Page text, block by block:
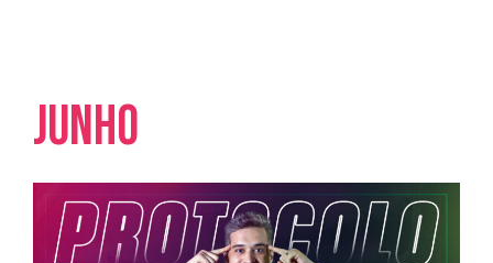
junho